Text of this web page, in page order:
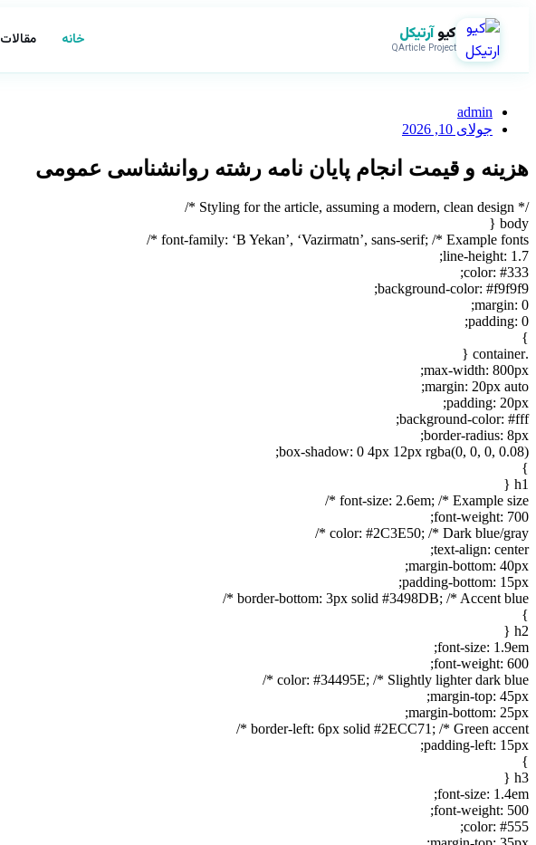
کیوآرتیکل
QArticle Project خانه مقالات
admin
جولای 10, 2026
هزینه و قیمت انجام پایان نامه رشته روانشناسی عمومی
/* Styling for the article, assuming a modern, clean design */
body {
font-family: ‘B Yekan’, ‘Vazirmatn’, sans-serif; /* Example fonts */
line-height: 1.7;
color: #333;
background-color: #f9f9f9;
margin: 0;
padding: 0;
}
.container {
max-width: 800px;
margin: 20px auto;
padding: 20px;
background-color: #fff;
border-radius: 8px;
box-shadow: 0 4px 12px rgba(0, 0, 0, 0.08);
}
h1 {
font-size: 2.6em; /* Example size */
font-weight: 700;
color: #2C3E50; /* Dark blue/gray */
text-align: center;
margin-bottom: 40px;
padding-bottom: 15px;
border-bottom: 3px solid #3498DB; /* Accent blue */
}
h2 {
font-size: 1.9em;
font-weight: 600;
color: #34495E; /* Slightly lighter dark blue */
margin-top: 45px;
margin-bottom: 25px;
border-left: 6px solid #2ECC71; /* Green accent */
padding-left: 15px;
}
h3 {
font-size: 1.4em;
font-weight: 500;
color: #555;